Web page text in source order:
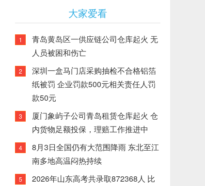
大家爱看
1
青岛黄岛区一供应链公司仓库起火 无
人员被困和伤亡
2
深圳一盒马门店采购抽检不合格铝箔
纸被罚 企业罚款500元相关责任人罚
款50元
3
厦门象屿子公司青岛租赁仓库起火 仓
内货物足额投保，理赔工作推进中
4
8月3日全国仍有大范围降雨 东北至江
南多地高温闷热持续
5
2026年山东高考共录取872368人 比